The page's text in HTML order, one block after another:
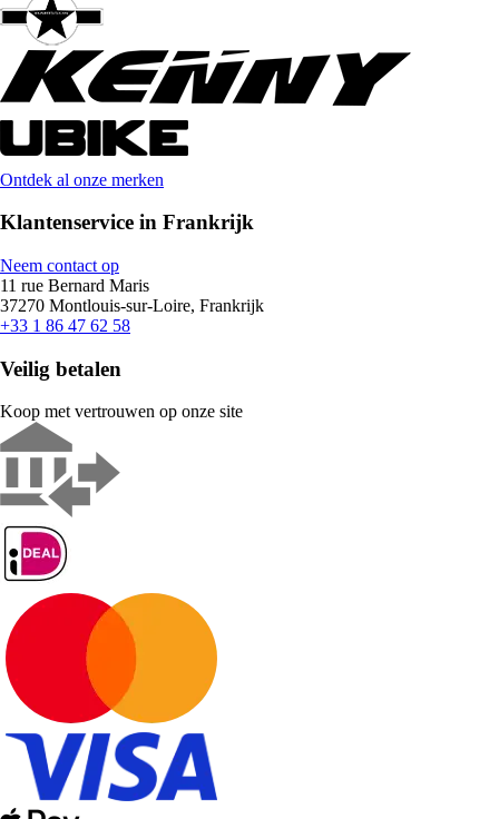
Ontdek al onze merken
Klantenservice in Frankrijk
Neem contact op
11 rue Bernard Maris
37270 Montlouis-sur-Loire, Frankrijk
+33 1 86 47 62 58
Veilig betalen
Koop met vertrouwen op onze site